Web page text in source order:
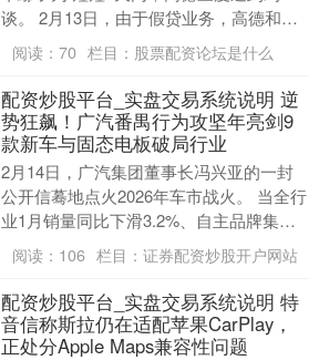
谈。 2月13日，由于假贷业务，高德和其
他5家出行平台，被金融监管总局等部门约
谈。此....
阅读： 70 栏目： 股票配资论坛是什么
配资炒股平台_实盘交易系统说明 逆
势狂飙！广汽番禺行为攻坚年亮剑9
款新车与固态电板破局行业
2月14日，广汽集团董事长冯兴亚的一封
公开信蓦地点火2026年车市战火。 当全行
业1月销量同比下滑3.2%、自主品牌集体
承压时，广汽以11.66万辆销量、18.....
阅读： 106 栏目： 证券配资炒股开户网站
配资炒股平台_实盘交易系统说明 特
音信称斯拉仍在适配苹果CarPlay，
正处分Apple Maps兼容性问题